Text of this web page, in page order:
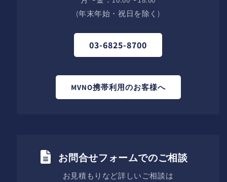
(年末年始・祝日を除く)
03-6825-8700
MVNO携帯利用のお客様へ
お問合せフォームでのご相談
お見積もりなど詳しいご相談は